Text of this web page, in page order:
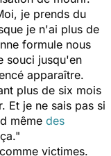
je prends du
je n'ai plus de
formule nous
souci jusqu'en
apparaître.
plus de six mois
Et je ne sais pas si
même des
victimes.